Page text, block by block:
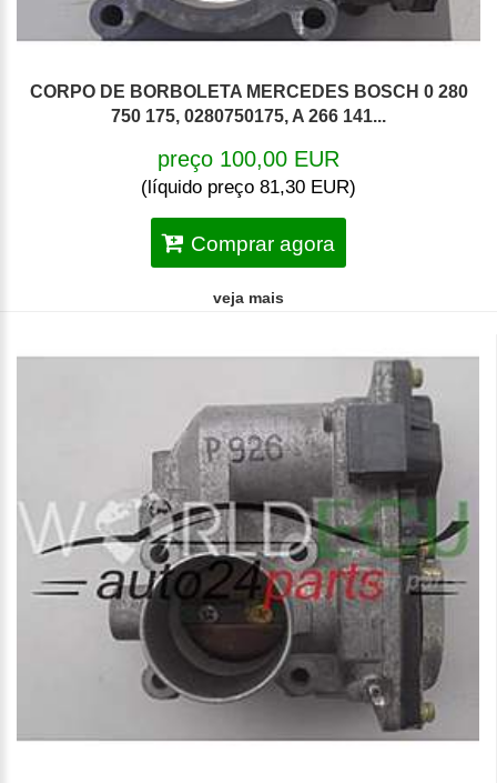
CORPO DE BORBOLETA MERCEDES BOSCH 0 280
750 175, 0280750175, A 266 141...
preço 100,00 EUR
(líquido preço 81,30 EUR)
Comprar agora
veja mais